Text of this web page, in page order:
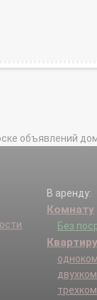
объявлений
В аренду:
Комнату
Без
Квартиру